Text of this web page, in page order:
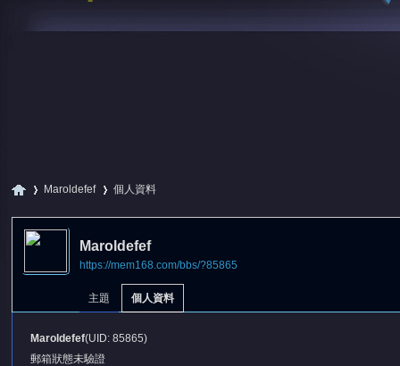
Maroldefef
›
個人資料
Maroldefef
https://mem168.com/bbs/?85865
主題 個人資料
Maroldefef(UID: 85865)
郵箱狀態未驗證